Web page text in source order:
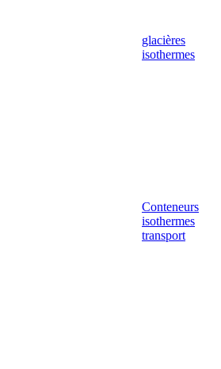
glacières
isothermes
Conteneurs
isothermes
transport